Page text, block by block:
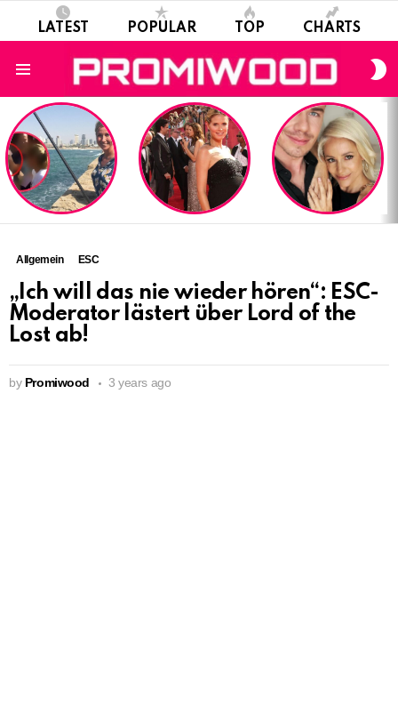
LATEST POPULAR TOP CHARTS
LATEST
STORIES
Allgemein ESC
„Ich will das nie wieder hören“: ESC-
Moderator lästert über Lord of the
Lost ab!
by Promiwood 3 years ago